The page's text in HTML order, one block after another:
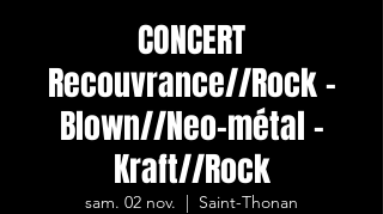
CONCERT
Recouvrance//Rock -
Blown//Neo-métal -
Kraft//Rock
sam. 02 nov.
  |
Saint-Thonan